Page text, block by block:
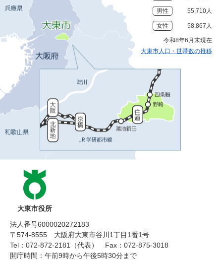
男性 55,710人
女性 58,867人
令和8年6月末現在
大東市人口・世帯数の推移
大東市役所
法人番号6000020272183
〒574-8555 大阪府大東市谷川1丁目1番1号
Tel：072-872-2181（代表）
Fax：072-875-3018
開庁時間：午前9時から午後5時30分まで